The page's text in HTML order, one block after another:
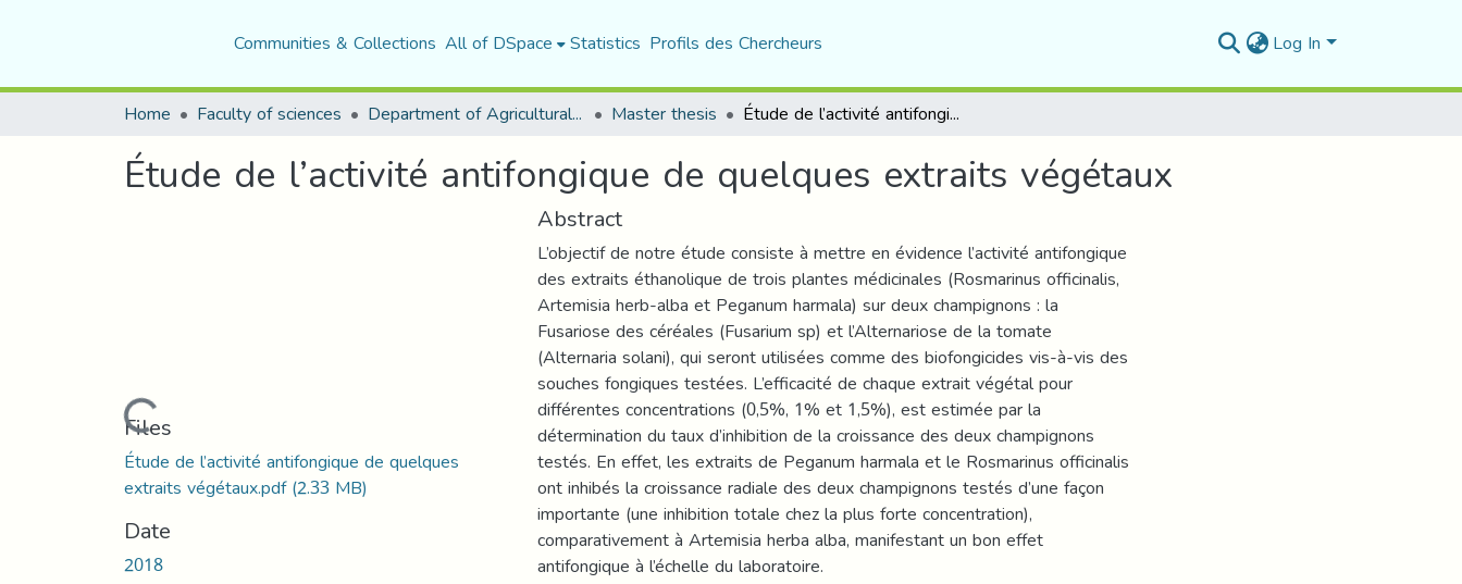
Communities & Collections All of DSpace Statistics Profils des Chercheurs Log In
Home Faculty of sciences Department of Agricultural Sciences Master thesis Étude de l’activité antifongique de quelques extraits végétaux
Étude de l’activité antifongique de quelques extraits végétaux
Loading...
Files
Étude de l’activité antifongique de quelques
extraits végétaux.pdf(2.33 MB)
Date
2018
Abstract
L’objectif de notre étude consiste à mettre en évidence l’activité antifongique
des extraits éthanolique de trois plantes médicinales (Rosmarinus officinalis,
Artemisia herb-alba et Peganum harmala) sur deux champignons : la
Fusariose des céréales (Fusarium sp) et l’Alternariose de la tomate
(Alternaria solani), qui seront utilisées comme des biofongicides vis-à-vis des
souches fongiques testées. L’efficacité de chaque extrait végétal pour
différentes concentrations (0,5%, 1% et 1,5%), est estimée par la
détermination du taux d’inhibition de la croissance des deux champignons
testés. En effet, les extraits de Peganum harmala et le Rosmarinus officinalis
ont inhibés la croissance radiale des deux champignons testés d’une façon
importante (une inhibition totale chez la plus forte concentration),
comparativement à Artemisia herba alba, manifestant un bon effet
antifongique à l’échelle du laboratoire.